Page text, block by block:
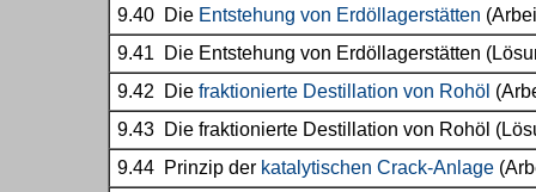
9.40 Die Entstehung von Erdöllagerstätten
9.41 Die Entstehung von Erdöllagerstätten
9.42 Die fraktionierte Destillation von Rohöl
9.43 Die fraktionierte Destillation von Rohöl
9.44 Prinzip der katalytischen Crack-Anlage